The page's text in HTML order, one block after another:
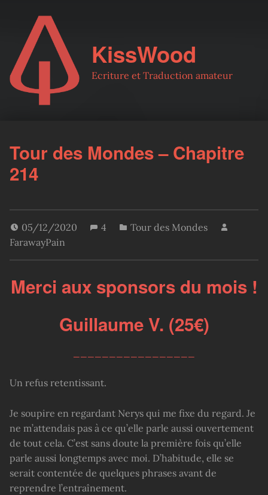
KissWood
Ecriture et Traduction amateur
Tour des Mondes – Chapitre
214
05/12/2020 4
Tour des Mondes
FarawayPain
Merci aux sponsors du mois !
Guillaume V. (25€)
Un refus retentissant.
Je soupire en regardant Nerys qui me fixe du regard. Je
ne m’attendais pas à ce qu’elle parle aussi ouvertement
de tout cela. C’est sans doute la première fois qu’elle
parle aussi longtemps avec moi. D’habitude, elle se
serait contentée de quelques phrases avant de
reprendre l’entraînement.